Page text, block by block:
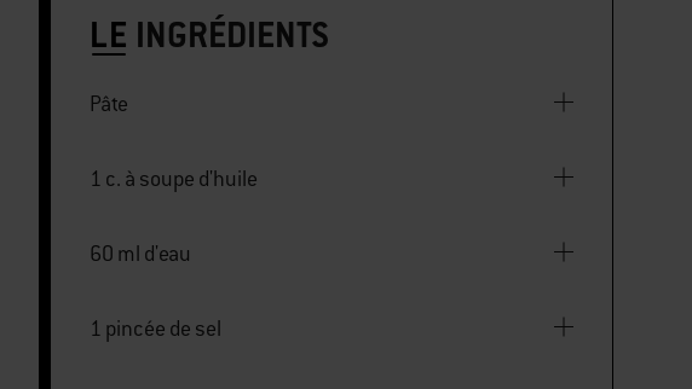
LE INGRÉDIENTS
Pâte
1 c. à soupe d'huile
60 ml d'eau
1 pincée de sel